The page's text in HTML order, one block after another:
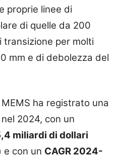
proprie linee di
di quelle da 200
transizione per molti
mm e di debolezza del
ha registrato una
2024, con un
miliardi di dollari
e con un CAGR 2024-